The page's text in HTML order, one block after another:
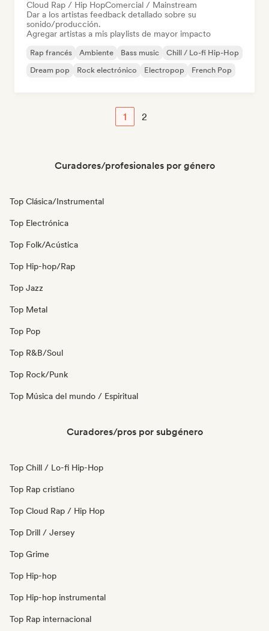
Cloud Rap / Hip HopComercial / Mainstream
Dar a los artistas feedback detallado sobre su
sonido/producción.
Agregar artistas a mis playlists de mayor impacto
Rap francés Ambiente Bass music
Chill / Lo-fi Hip-Hop
Dream pop
Rock electrónico Electropop French Pop
1 2
Curadores/profesionales por género
Top Clásica/Instrumental
Top Electrónica
Top Folk/Acústica
Top Hip-hop/Rap
Top Jazz
Top Metal
Top Pop
Top R&B/Soul
Top Rock/Punk
Top Música del mundo / Espiritual
Curadores/pros por subgénero
Top Chill / Lo-fi Hip-Hop
Top Rap cristiano
Top Cloud Rap / Hip Hop
Top Drill / Jersey
Top Grime
Top Hip-hop
Top Hip-hop instrumental
Top Rap internacional